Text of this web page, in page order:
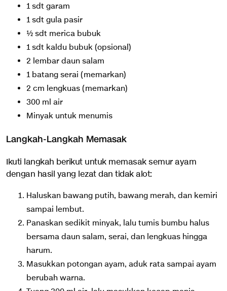
1 sdt garam
1 sdt gula pasir
½ sdt merica bubuk
1 sdt kaldu bubuk (opsional)
2 lembar daun salam
1 batang serai (memarkan)
2 cm lengkuas (memarkan)
300 ml air
Minyak untuk menumis
Langkah-Langkah Memasak
Ikuti langkah berikut untuk memasak semur ayam
dengan hasil yang lezat dan tidak alot:
Haluskan bawang putih, bawang merah, dan kemiri
sampai lembut.
Panaskan sedikit minyak, lalu tumis bumbu halus
bersama daun salam, serai, dan lengkuas hingga
harum.
Masukkan potongan ayam, aduk rata sampai ayam
berubah warna.